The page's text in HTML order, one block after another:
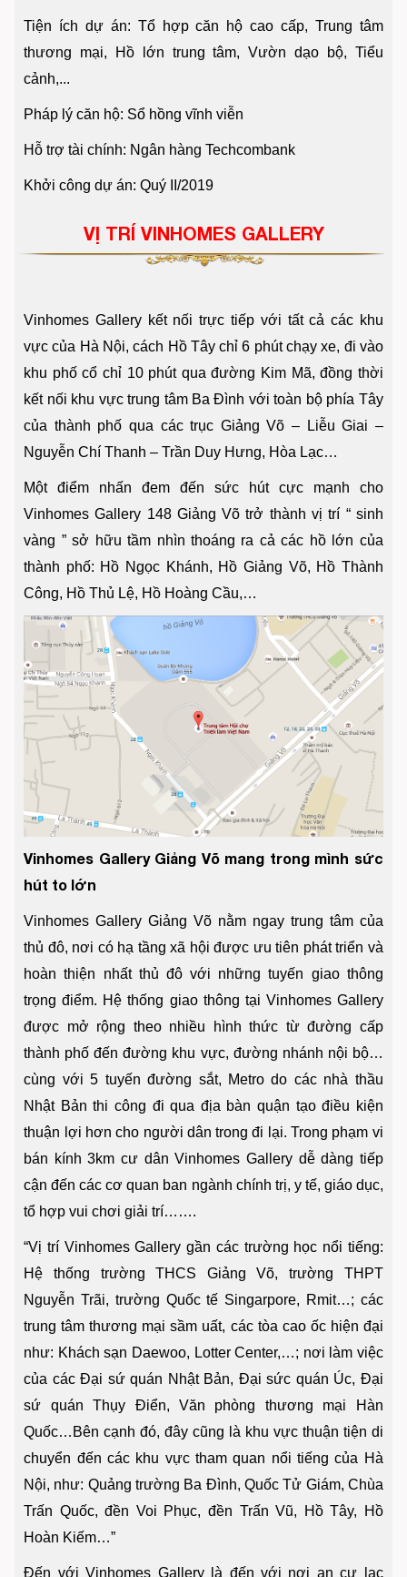
Tiện ích dự án: Tổ hợp căn hộ cao cấp, Trung tâm
thương mại, Hồ lớn trung tâm, Vườn dạo bộ, Tiểu
cảnh,...
Pháp lý căn hộ: Sổ hồng vĩnh viễn
Hỗ trợ tài chính: Ngân hàng Techcombank
Khởi công dự án: Quý II/2019
VỊ TRÍ VINHOMES GALLERY
Vinhomes Gallery kết nối trực tiếp với tất cả các khu
vực của Hà Nội, cách Hồ Tây chỉ 6 phút chạy xe, đi vào
khu phố cổ chỉ 10 phút qua đường Kim Mã, đồng thời
kết nối khu vực trung tâm Ba Đình với toàn bộ phía Tây
của thành phố qua các trục Giảng Võ – Liễu Giai –
Nguyễn Chí Thanh – Trần Duy Hưng, Hòa Lạc…
Một điểm nhấn đem đến sức hút cực mạnh cho
Vinhomes Gallery 148 Giảng Võ trở thành vị trí “ sinh
vàng ” sở hữu tầm nhìn thoáng ra cả các hồ lớn của
thành phố: Hồ Ngọc Khánh, Hồ Giảng Võ, Hồ Thành
Công, Hồ Thủ Lệ, Hồ Hoàng Cầu,…
Vinhomes Gallery Giảng Võ mang trong mình sức
hút to lớn
Vinhomes Gallery Giảng Võ nằm ngay trung tâm của
thủ đô, nơi có hạ tầng xã hội được ưu tiên phát triển và
hoàn thiện nhất thủ đô với những tuyến giao thông
trọng điểm. Hệ thống giao thông tại Vinhomes Gallery
được mở rộng theo nhiều hình thức từ đường cấp
thành phố đến đường khu vực, đường nhánh nội bộ…
cùng với 5 tuyến đường sắt, Metro do các nhà thầu
Nhật Bản thi công đi qua địa bàn quận tạo điều kiện
thuận lợi hơn cho người dân trong đi lại. Trong phạm vi
bán kính 3km cư dân Vinhomes Gallery dễ dàng tiếp
cận đến các cơ quan ban ngành chính trị, y tế, giáo dục,
tổ hợp vui chơi giải trí…….
“Vị trí Vinhomes Gallery gần các trường học nổi tiếng:
Hệ thống trường THCS Giảng Võ, trường THPT
Nguyễn Trãi, trường Quốc tế Singarpore, Rmit…; các
trung tâm thương mại sầm uất, các tòa cao ốc hiện đại
như: Khách sạn Daewoo, Lotter Center,…; nơi làm việc
của các Đại sứ quán Nhật Bản, Đại sức quán Úc, Đại
sứ quán Thụy Điển, Văn phòng thương mại Hàn
Quốc…Bên cạnh đó, đây cũng là khu vực thuận tiện di
chuyển đến các khu vực tham quan nổi tiếng của Hà
Nội, như: Quảng trường Ba Đình, Quốc Tử Giám, Chùa
Trấn Quốc, đền Voi Phục, đền Trấn Vũ, Hồ Tây, Hồ
Hoàn Kiếm…”
Đến với Vinhomes Gallery là đến với nơi an cư lạc